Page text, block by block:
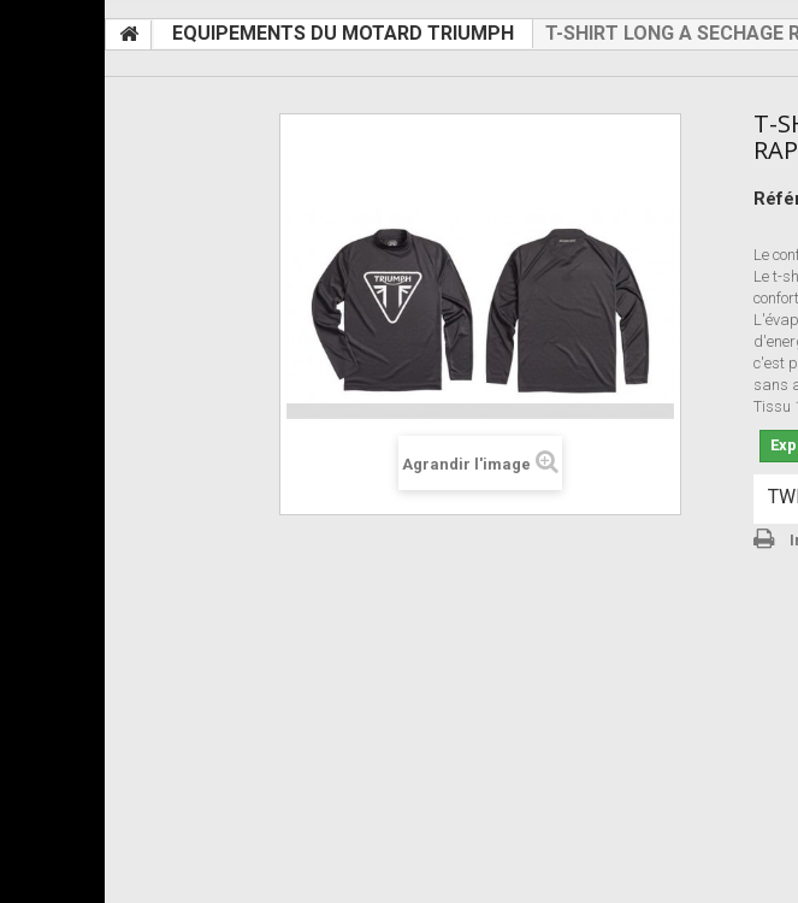
EQUIPEMENTS DU MOTARD TRIUMPH T-SHIRT LONG A SECHAGE
Agrandir l'image
T-
Le
Le t-
c'est
sans
Tissu